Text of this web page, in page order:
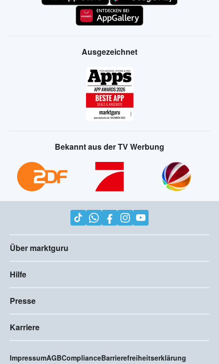
Ausgezeichnet
Bekannt aus der TV Werbung
Über marktguru
Hilfe
Presse
Karriere
ImpressumAGBComplianceBarrierefreiheitserklärung